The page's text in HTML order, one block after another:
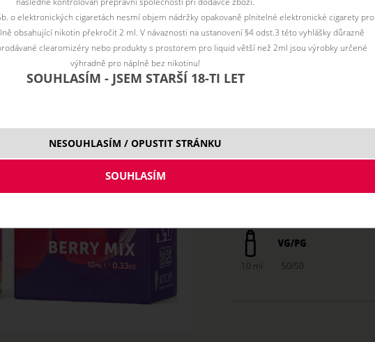
Vyberte variantu:
0 mg
199 Kč
18 mg
199 Kč
10 ml 50/50
o elektronických cigaretách nesmí objem nádržky opakovaně plnitelné elektronické cigarety pro
obsahující nikotin překročit 2 ml. V návaznosti na ustanovení §4 odst.3 této vyhlášky důrazně
clearomizéry nebo produkty s prostorem pro liquid větší než 2ml jsou výrobky určené
výhradně pro náplně bez nikotinu!
SOUHLASÍM - JSEM STARŠÍ 18-TI LET
NESOUHLASÍM / OPUSTIT STRÁNKU